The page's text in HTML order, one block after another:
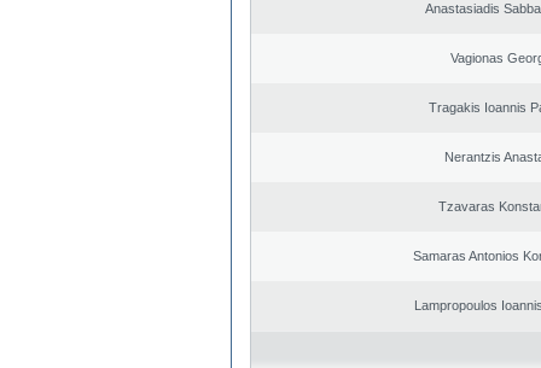
Anastasiadis
Vagionas
Tragakis Ioannis
Nerantzis
Tzavaras
Samaras Antonios
Lampropoulos